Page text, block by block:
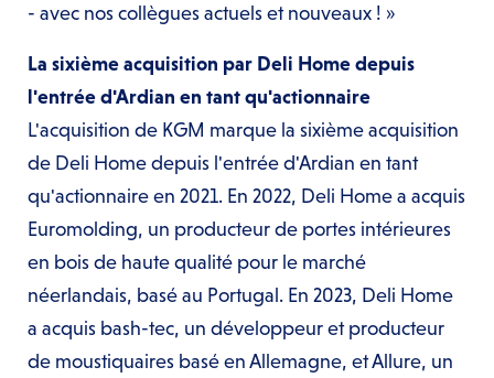
- avec nos collègues actuels et nouveaux ! »
La sixième acquisition par Deli Home depuis
l'entrée d'Ardian en tant qu'actionnaire
L'acquisition de KGM marque la sixième acquisition
de Deli Home depuis l'entrée d'Ardian en tant
qu'actionnaire en 2021. En 2022, Deli Home a acquis
Euromolding, un producteur de portes intérieures
en bois de haute qualité pour le marché
néerlandais, basé au Portugal. En 2023, Deli Home
a acquis bash-tec, un développeur et producteur
de moustiquaires basé en Allemagne, et Allure, un